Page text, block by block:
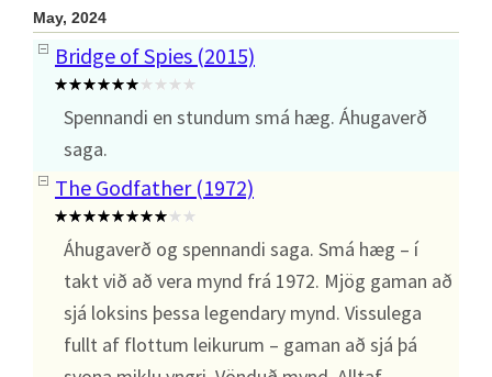
May, 2024
Bridge of Spies (2015)
Spennandi en stundum smá hæg. Áhugaverð
saga.
The Godfather (1972)
Áhugaverð og spennandi saga. Smá hæg – í
takt við að vera mynd frá 1972. Mjög gaman að
sjá loksins þessa legendary mynd. Vissulega
fullt af flottum leikurum – gaman að sjá þá